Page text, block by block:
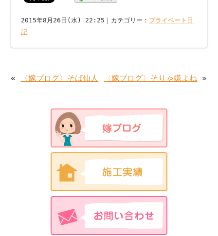
2015年8月26日(水) 22:25｜カテゴリー： プライベート日
記
« 〈嫁ブログ〉そば仙人 〈嫁ブログ〉そりゃ嫌よね »